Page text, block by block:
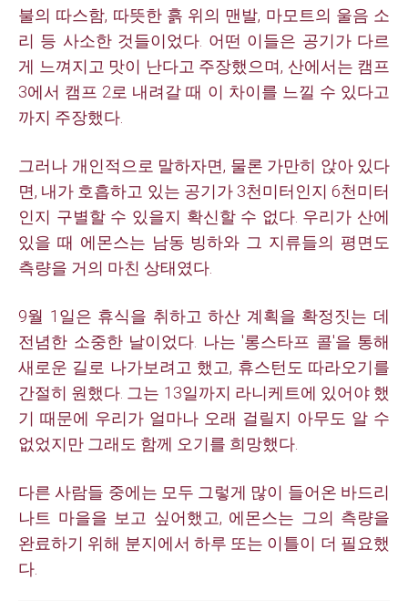
불의 따스함, 따뜻한 흙 위의 맨발, 마모트의 울음 소
리 등 사소한 것들이었다. 어떤 이들은 공기가 다르
게 느껴지고 맛이 난다고 주장했으며, 산에서는 캠프
3에서 캠프 2로 내려갈 때 이 차이를 느낄 수 있다고
까지 주장했다.
그러나 개인적으로 말하자면, 물론 가만히 앉아 있다
면, 내가 호흡하고 있는 공기가 3천미터인지 6천미터
인지 구별할 수 있을지 확신할 수 없다. 우리가 산에
있을 때 에몬스는 남동 빙하와 그 지류들의 평면도
측량을 거의 마친 상태였다.
9월 1일은 휴식을 취하고 하산 계획을 확정짓는 데
전념한 소중한 날이었다. 나는 '롱스타프 콜'을 통해
새로운 길로 나가보려고 했고, 휴스턴도 따라오기를
간절히 원했다. 그는 13일까지 라니케트에 있어야 했
기 때문에 우리가 얼마나 오래 걸릴지 아무도 알 수
없었지만 그래도 함께 오기를 희망했다.
다른 사람들 중에는 모두 그렇게 많이 들어온 바드리
나트 마을을 보고 싶어했고, 에몬스는 그의 측량을
완료하기 위해 분지에서 하루 또는 이틀이 더 필요했
다.